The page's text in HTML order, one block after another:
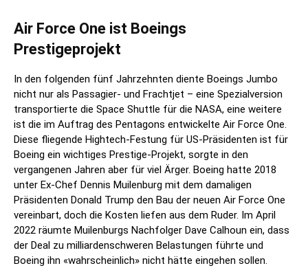
Air Force One ist Boeings
Prestigeprojekt
In den folgenden fünf Jahrzehnten diente Boeings Jumbo
nicht nur als Passagier- und Frachtjet – eine Spezialversion
transportierte die Space Shuttle für die NASA, eine weitere
ist die im Auftrag des Pentagons entwickelte Air Force One.
Diese fliegende Hightech-Festung für US-Präsidenten ist für
Boeing ein wichtiges Prestige-Projekt, sorgte in den
vergangenen Jahren aber für viel Ärger. Boeing hatte 2018
unter Ex-Chef Dennis Muilenburg mit dem damaligen
Präsidenten Donald Trump den Bau der neuen Air Force One
vereinbart, doch die Kosten liefen aus dem Ruder. Im April
2022 räumte Muilenburgs Nachfolger Dave Calhoun ein, dass
der Deal zu milliardenschweren Belastungen führte und
Boeing ihn «wahrscheinlich» nicht hätte eingehen sollen.